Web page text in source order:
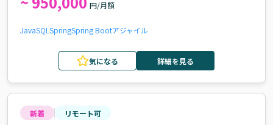
円/月額
JavaSQL SpringSpring Bootアジャイル
気になる 詳細を見る
新着 リモート可